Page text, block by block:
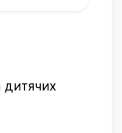
дитячих